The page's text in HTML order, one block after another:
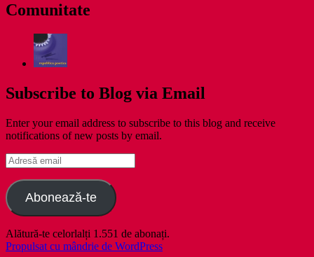
Comunitate
Subscribe to Blog via Email
Enter your email address to subscribe to this blog and receive
notifications of new posts by email.
Adresă
email
Abonează-te
Alătură-te celorlalți 1.551 de abonați.
Propulsat cu mândrie de WordPress